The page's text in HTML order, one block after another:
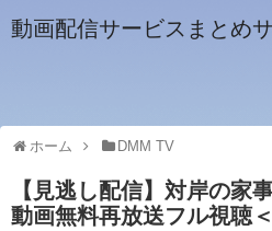
動画配信サービスまとめ
ホーム DMM TV
【見逃し配信】対岸の家
動画無料再放送フル視聴